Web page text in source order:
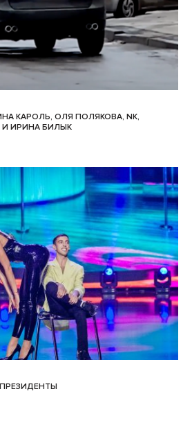
КАРОЛЬ, ОЛЯ ПОЛЯКОВА, NK,
И ИРИНА БИЛЫК